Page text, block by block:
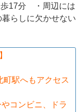
歩17分 ・周辺には
らしに欠かせない
町駅へもアクセス
コンビニ、ドラ